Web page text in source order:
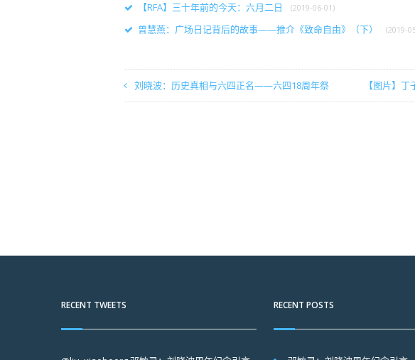
【RFA】三十年前的今天：六月二日 (2019-06-01)
曾慧燕：广场日记背后的故事——推介《致命自由》（下） (2019-
刘晓波：历史真相与六四正名——六四18周年祭 【图片】
RECENT TWEETS RECENT POSTS